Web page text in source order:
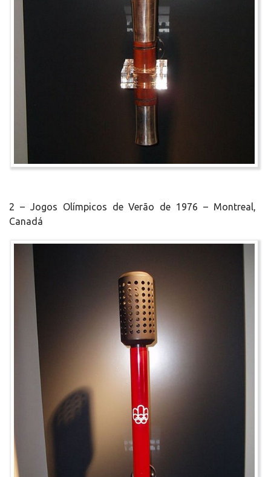
2 – Jogos Olímpicos de Verão de 1976 – Montreal,
Canadá